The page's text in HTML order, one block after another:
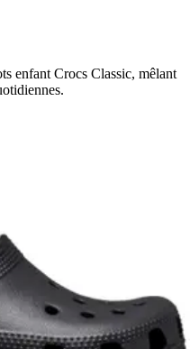
enfant Crocs Classic, mêlant